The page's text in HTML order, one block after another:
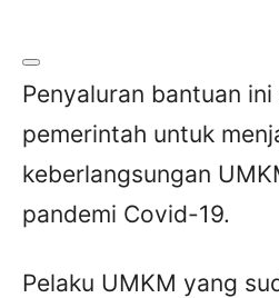
Penyaluran bantuan
pemerintah untuk
keberlangsungan
pandemi Covid-19.
Pelaku UMKM yang